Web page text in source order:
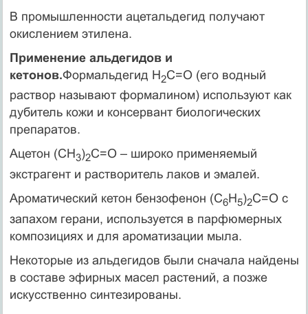
В промышленности ацетальдегид получают
окислением этилена.
Применение альдегидов и
кетонов.Формальдегид Н2С=О (его водный
раствор называют формалином) используют как
дубитель кожи и консервант биологических
препаратов.
Ацетон (СН3)2С=О – широко применяемый
экстрагент и растворитель лаков и эмалей.
Ароматический кетон бензофенон (С6Н5)2С=О с
запахом герани, используется в парфюмерных
композициях и для ароматизации мыла.
Некоторые из альдегидов были сначала найдены
в составе эфирных масел растений, а позже
искусственно синтезированы.